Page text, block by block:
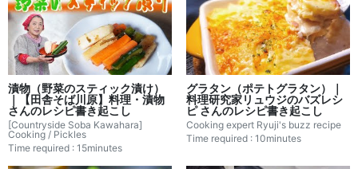
漬物（野菜のスティック漬け）
｜【田舎そば川原】料理・漬物
さんのレシピ書き起こし
[Countryside Soba Kawahara]
Cooking / Pickles
Time required : 15minutes
グラタン（ポテトグラタン）｜
料理研究家リュウジのバズレシ
ピ さんのレシピ書き起こし
Cooking expert Ryuji's buzz recipe
Time required : 10minutes